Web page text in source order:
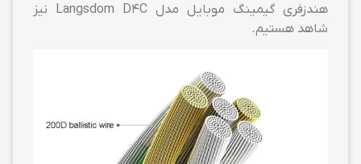
هندزفری گیمینگ موبایل مدل Langsdom D4C نیز
شاهد هستیم.